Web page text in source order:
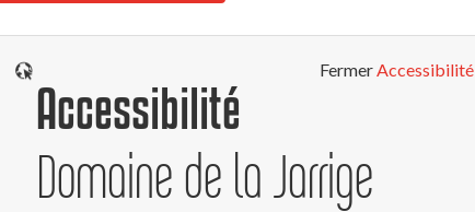
Fermer
Accessibilité
Domaine de la Jarrige
Accessibilité